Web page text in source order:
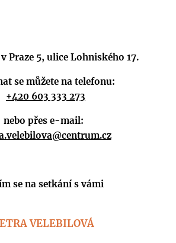
Praze 5, ulice Lohniského 17.
se můžete na telefonu:
+420 603 333 273
nebo přes e-mail:
se na setkání s vámi
VELEBILOVÁ